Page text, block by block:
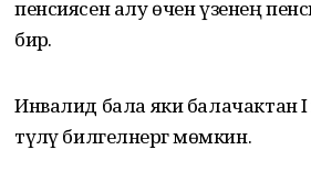
пенсиясен алу өчен үзенең
бирә.
Инвалид бала яки балачактан I
түләү билгеләнергә мөмкин.